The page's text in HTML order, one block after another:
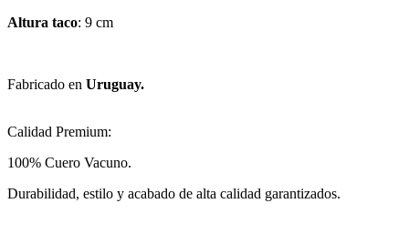
Altura taco: 9 cm
Fabricado en Uruguay.
Calidad Premium:
100% Cuero Vacuno.
Durabilidad, estilo y acabado de alta calidad garantizados.